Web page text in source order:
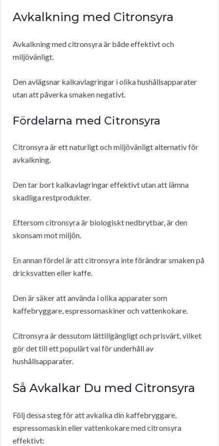
Avkalkning med Citronsyra
Avkalkning med citronsyra är både effektivt och
miljövänligt.
Den avlägsnar kalkavlagringar i olika hushållsapparater
utan att påverka smaken negativt.
Fördelarna med Citronsyra
Citronsyra är ett naturligt och miljövänligt alternativ för
avkalkning.
Den tar bort kalkavlagringar effektivt utan att lämna
skadliga restprodukter.
Eftersom citronsyra är biologiskt nedbrytbar, är den
skonsam mot miljön.
En annan fördel är att citronsyra inte förändrar smaken på
dricksvatten eller kaffe.
Den är säker att använda i olika apparater som
kaffebryggare, espressomaskiner och vattenkokare.
Citronsyra är dessutom lättillgängligt och prisvärt, vilket
gör det till ett populärt val för underhåll av
hushållsapparater.
Så Avkalkar Du med Citronsyra
Följ dessa steg för att avkalka din kaffebryggare,
espressomaskin eller vattenkokare med citronsyra
effektivt: